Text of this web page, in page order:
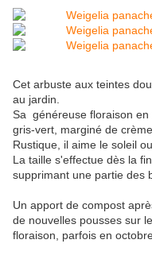
Cet arbuste aux teintes
au jardin.
Sa généreuse floraison
gris-vert, marginé de
Rustique, il aime le soleil
La taille s'effectue dès la
supprimant une partie des
Un apport de compost
de nouvelles pousses sur
floraison, parfois en